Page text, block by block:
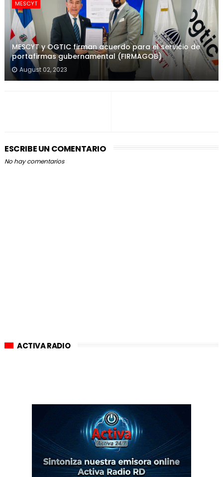
MESCYT
MESCYT y OGTIC firman acuerdo para el servicio de
portafirmas gubernamental (FIRMAGOB)
August 02, 2023
ESCRIBE UN COMENTARIO
No hay comentarios
ACTIVA RADIO